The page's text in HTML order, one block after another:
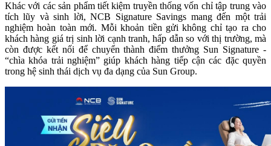
Khác với các sản phẩm tiết kiệm truyền thống vốn chỉ tập trung vào
tích lũy và sinh lời, NCB Signature Savings mang đến một trải
nghiệm hoàn toàn mới. Mỗi khoản tiền gửi không chỉ tạo ra cho
khách hàng giá trị sinh lời cạnh tranh, hấp dẫn so với thị trường, mà
còn được kết nối để chuyển thành điểm thưởng Sun Signature -
“chìa khóa trải nghiệm” giúp khách hàng tiếp cận các đặc quyền
trong hệ sinh thái dịch vụ đa dạng của Sun Group.